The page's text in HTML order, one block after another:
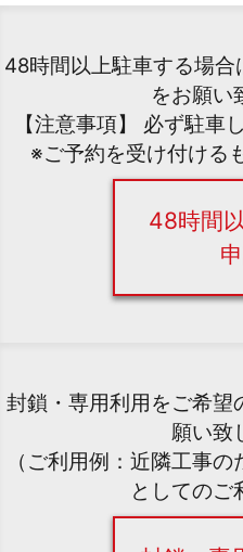
48時間以上駐車する場
をお願い
【注意事項】 必ず駐車
※ご予約を受け付ける
48時間
封鎖・専用利用をご希望
願い致
（ご利用例：近隣工事
としてのご